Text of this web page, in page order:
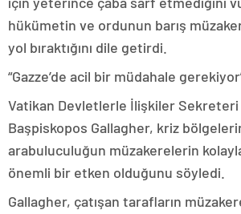
hükümetin ve ordunun barış
yol bıraktığını dile getirdi.
“Gazze’de acil bir müdahale
Vatikan Devletlerle İlişkiler Sekreteri
Başpiskopos Gallagher, kriz
arabuluculuğun müzakerelerin
önemli bir etken olduğunu söyledi.
Gallagher, çatışan tarafların